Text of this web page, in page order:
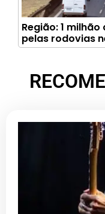
Região: 1
pelas rodovias